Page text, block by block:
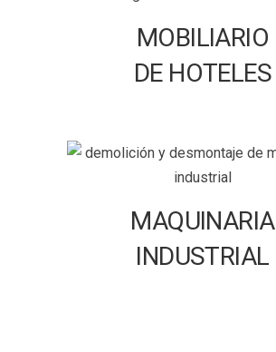
MOBILIARIO
DE HOTELES
MAQUINARIA
INDUSTRIAL